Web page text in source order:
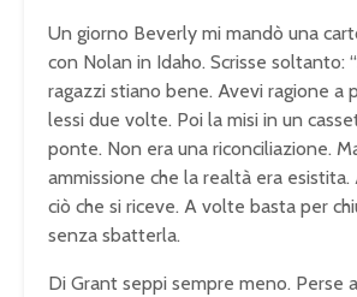
Un giorno Beverly mi mandò una
con Nolan in Idaho. Scrisse soltanto:
ragazzi stiano bene. Avevi ragione a
lessi due volte. Poi la misi in un
ponte. Non era una riconciliazione.
ammissione che la realtà era
ciò che si riceve. A volte basta per
senza sbatterla.
Di Grant seppi sempre meno. Perse